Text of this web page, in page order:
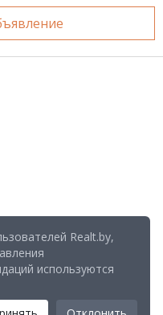
Realt.by,
используются